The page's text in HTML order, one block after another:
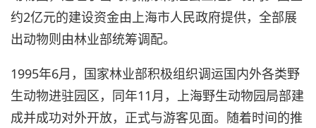
约2亿元的建设资金由上海市人民政府提供，全部展
出动物则由林业部统筹调配。
1995年6月，国家林业部积极组织调运国内外各类野
生动物进驻园区，同年11月，上海野生动物园局部建
成并成功对外开放，正式与游客见面。随着时间的推